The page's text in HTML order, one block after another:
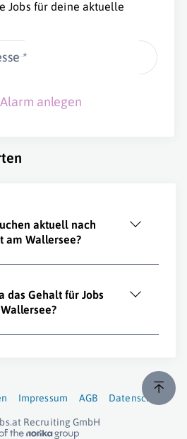
Jobs für deine aktuelle
*
anlegen
aktuell nach
am Wallersee?
das Gehalt für Jobs
Impressum AGB Datenschutz
Recruiting GmbH